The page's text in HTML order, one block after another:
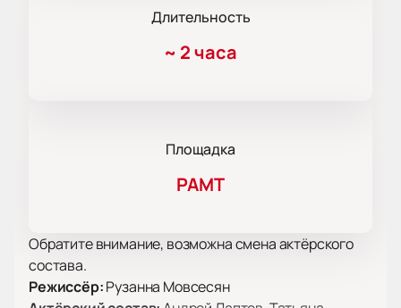
Длительность
~ 2 часа
Площадка
РАМТ
Обратите внимание, возможна смена актёрского
состава.
Режиссёр:Рузанна Мовсесян